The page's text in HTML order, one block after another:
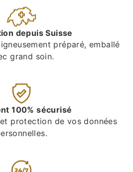
depuis Suisse
préparé, emballé
grand soin.
100% sécurisé
protection de vos données